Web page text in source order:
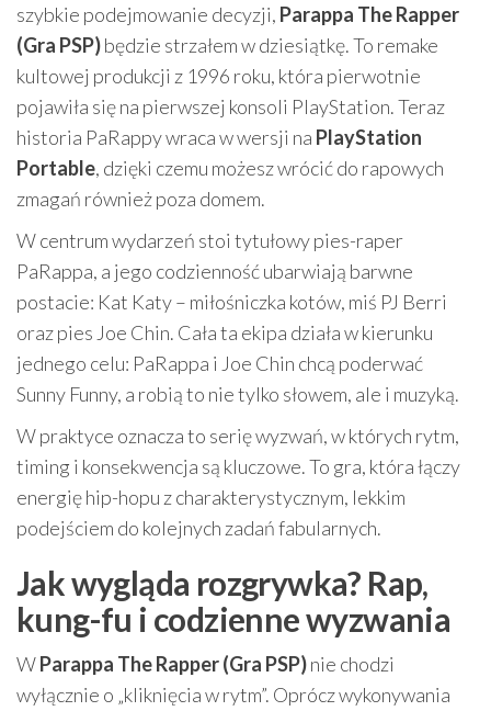
szybkie podejmowanie decyzji, Parappa The Rapper
(Gra PSP)będzie strzałem w dziesiątkę. To remake
kultowej produkcji z 1996 roku, która pierwotnie
pojawiła się na pierwszej konsoli PlayStation. Teraz
historia PaRappy wraca w wersji na PlayStation
Portable, dzięki czemu możesz wrócić do rapowych
zmagań również poza domem.
W centrum wydarzeń stoi tytułowy pies-raper
PaRappa, a jego codzienność ubarwiają barwne
postacie: Kat Katy – miłośniczka kotów, miś PJ Berri
oraz pies Joe Chin. Cała ta ekipa działa w kierunku
jednego celu: PaRappa i Joe Chin chcą poderwać
Sunny Funny, a robią to nie tylko słowem, ale i muzyką.
W praktyce oznacza to serię wyzwań, w których rytm,
timing i konsekwencja są kluczowe. To gra, która łączy
energię hip-hopu z charakterystycznym, lekkim
podejściem do kolejnych zadań fabularnych.
Jak wygląda rozgrywka? Rap,
kung-fu i codzienne wyzwania
WParappa The Rapper (Gra PSP)nie chodzi
wyłącznie o „kliknięcia w rytm”. Oprócz wykonywania